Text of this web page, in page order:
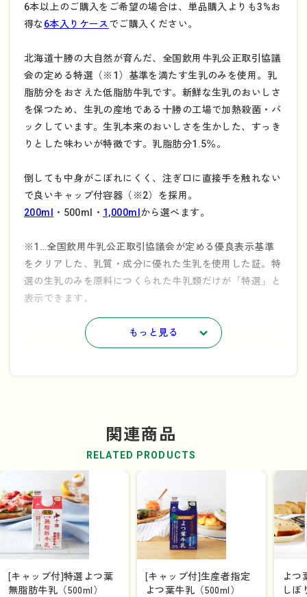
6本以上のご購入をご希望の場合は、単品購入よりも3%お
得な 6本入りケースでご購入ください。
北海道十勝の大自然が育んだ、全国飲用牛乳公正取引協議
会の定める特選（※1）基準を満たす生乳のみを使用。乳
脂肪分をおさえた低脂肪牛乳です。新鮮な生乳のおいしさ
を保つため、生乳の産地である十勝の工場で加熱殺菌・パ
ックしています。生乳本来のおいしさを生かした、すっき
りとした味わいが特徴です。乳脂肪分1.5％。
倒しても中身がこぼれにくく、注ぎ口に直接手を触れない
で良いキャップ付容器（※2）を採用。
200ml
・500ml・ 1,000ml から選べます。
※1…全国飲用牛乳公正取引協議会が定める優良表示基準
をクリアした、乳質・成分に優れた生乳を使用した証。特
選の生乳のみを原料につくられた牛乳類だけが「特選」と
表示できます。
※2…キャップ付き容器の解体方法についてはこちらをご
参照ください。
もっと見る
関連商品
RELATED PRODUCTS
[キャップ付]特選よつ葉
無脂肪牛乳（500ml）
[キャップ付]生産者指定
よつ葉牛乳（500ml）
よつ
しぼ